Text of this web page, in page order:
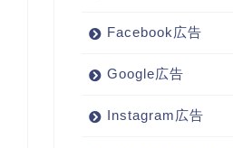
Facebook広告
Google広告
Instagram広告